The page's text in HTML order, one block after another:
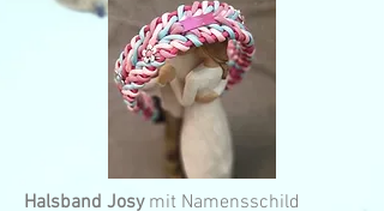
Halsband Josy mit Namensschild